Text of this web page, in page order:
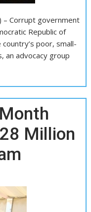
– Corrupt government
Republic of
poor, small-
an advocacy group
Million